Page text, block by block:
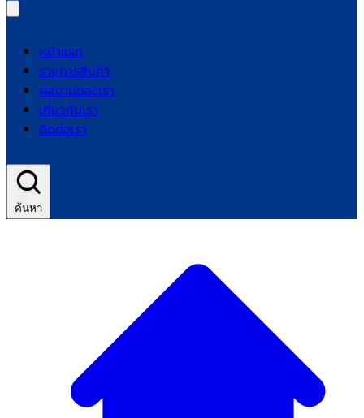
หน้าแรก
รายการสินค้า
ผลงานของเรา
เกี่ยวกับเรา
ติดต่อเรา
ค้นหา